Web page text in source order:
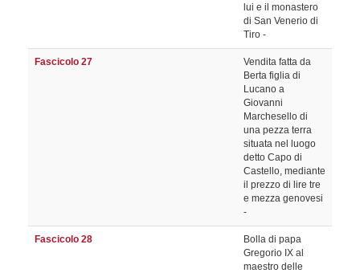
lui e il monastero
di San Venerio di
Tiro -
Fascicolo 27
Vendita fatta da
Berta figlia di
Lucano a
Giovanni
Marchesello di
una pezza terra
situata nel luogo
detto Capo di
Castello, mediante
il prezzo di lire tre
e mezza genovesi
-
Fascicolo 28
Bolla di papa
Gregorio IX al
maestro delle